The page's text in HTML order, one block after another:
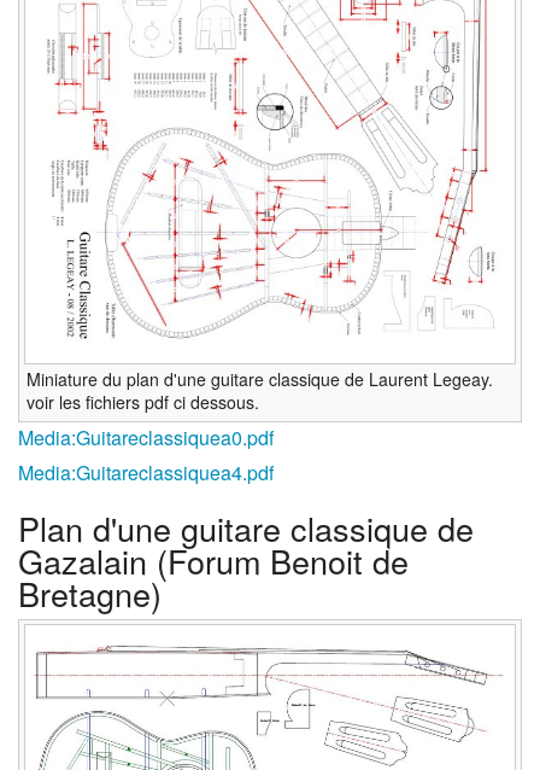
Miniature du plan d'une guitare classique de Laurent Legeay.
voir les fichiers pdf ci dessous.
Media:Guitareclassiquea0.pdf‎
Media:Guitareclassiquea4.pdf‎
Plan d'une guitare classique de
Gazalain (Forum Benoit de
Bretagne)